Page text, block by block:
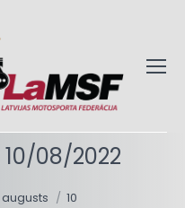
10/08/2022
augusts 10